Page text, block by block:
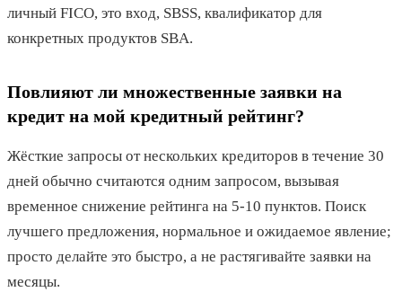
личный FICO, это вход, SBSS, квалификатор для
конкретных продуктов SBA.
Повлияют ли множественные заявки на
кредит на мой кредитный рейтинг?
Жёсткие запросы от нескольких кредиторов в течение 30
дней обычно считаются одним запросом, вызывая
временное снижение рейтинга на 5-10 пунктов. Поиск
лучшего предложения, нормальное и ожидаемое явление;
просто делайте это быстро, а не растягивайте заявки на
месяцы.